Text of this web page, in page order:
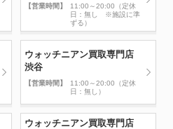
【営業時間】
11:00～20:00（定休
日：無し ※施設に準
ずる）
ウォッチニアン買取専門店
渋谷
【営業時間】
11:00～20:00（定休
日：無し）
ウォッチニアン買取専門店